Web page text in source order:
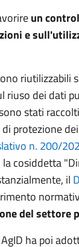
un
e
riutilizzabili
riuso dei dati
stati
protezione
n. 200/
la cosiddetta
il
del settore
ha poi